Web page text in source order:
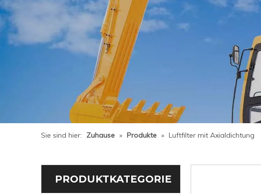
Sie sind hier: Zuhause » Produkte » Luftfilter mit Axialdichtung
PRODUKTKATEGORIE